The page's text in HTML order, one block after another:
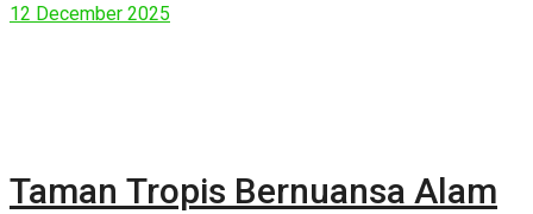
12 December 2025
Taman Tropis Bernuansa Alam